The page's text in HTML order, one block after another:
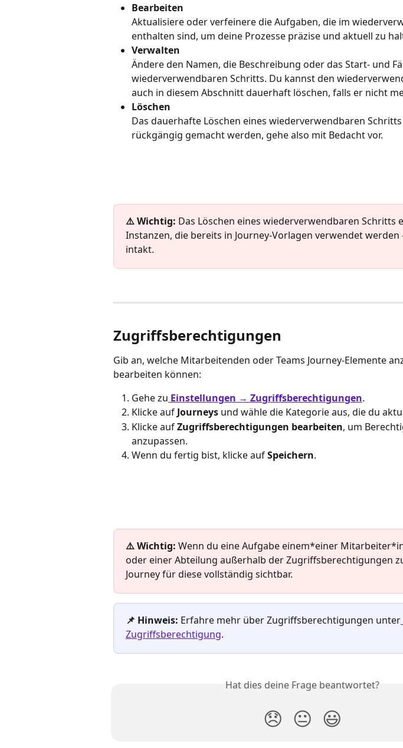
Bearbeiten
Aktualisiere oder verfeinere die Aufgaben, die im
enthalten sind, um deine Prozesse präzise und aktuell zu
Verwalten
Ändere den Namen, die Beschreibung oder das Start- und
wiederverwendbaren Schritts. Du kannst den
auch in diesem Abschnitt dauerhaft löschen, falls er nicht
Löschen
Das dauerhafte Löschen eines wiederverwendbaren
rückgängig gemacht werden, gehe also mit Bedacht vor.
⚠️ Wichtig: Das Löschen eines wiederverwendbaren Schritts
Instanzen, die bereits in Journey-Vorlagen verwendet werden
intakt.
Zugriffsberechtigungen
Gib an, welche Mitarbeitenden oder Teams Journey-Elemente
bearbeiten können:
Gehe zu Einstellungen → Zugriffsberechtigungen.
Klicke auf Journeys und wähle die Kategorie aus, die du
Klicke auf Zugriffsberechtigungen bearbeiten, um
anzupassen.
Wenn du fertig bist, klicke auf Speichern.
⚠️ Wichtig: Wenn du eine Aufgabe einem*einer
oder einer Abteilung außerhalb der Zugriffsberechtigungen
Journey für diese vollständig sichtbar.
📌 Hinweis: Erfahre mehr über Zugriffsberechtigungen unter
Zugriffsberechtigung.
Hat dies deine Frage beantwortet?
😞 😐 😃